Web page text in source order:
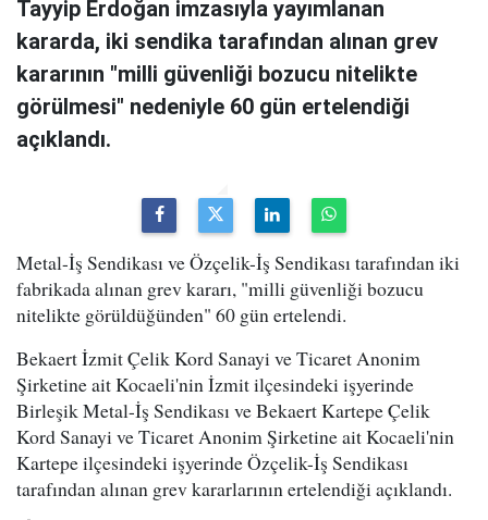
Tayyip Erdoğan imzasıyla yayımlanan
kararda, iki sendika tarafından alınan grev
kararının "milli güvenliği bozucu nitelikte
görülmesi" nedeniyle 60 gün ertelendiği
açıklandı.
Metal-İş Sendikası ve Özçelik-İş Sendikası tarafından iki
fabrikada alınan grev kararı, "milli güvenliği bozucu
nitelikte görüldüğünden" 60 gün ertelendi.
Bekaert İzmit Çelik Kord Sanayi ve Ticaret Anonim
Şirketine ait Kocaeli'nin İzmit ilçesindeki işyerinde
Birleşik Metal-İş Sendikası ve Bekaert Kartepe Çelik
Kord Sanayi ve Ticaret Anonim Şirketine ait Kocaeli'nin
Kartepe ilçesindeki işyerinde Özçelik-İş Sendikası
tarafından alınan grev kararlarının ertelendiği açıklandı.